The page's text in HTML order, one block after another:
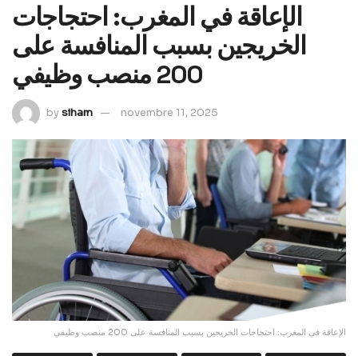
الإعاقة في المغرب: احتجاجات
الخريجين بسبب المنافسة على
200 منصب وظيفي
bysiham novembre 11, 2025
الإعاقة في المغرب: احتجاجات الخريجين بسبب المنافسة على 200 منصب وظيفي